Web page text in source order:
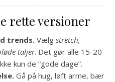
rette versioner
trends. Vælg stretch,
taljer. Det gør alle 15-20
kun de “gode dage”.
Gå på hug, løft arme, bær